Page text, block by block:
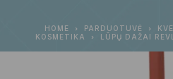
HOME PARDUOTUVĖ
KOSMETIKA
LŪPŲ DAŽAI